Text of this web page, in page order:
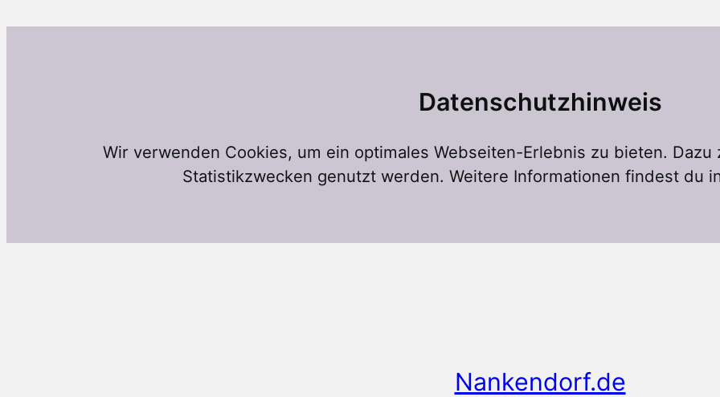
Datenschutzhinweis
Wir verwenden Cookies, um ein optimales Webseiten-Erlebnis zu bieten. Dazu
Statistikzwecken genutzt werden. Weitere Informationen findest du
Nankendorf.de